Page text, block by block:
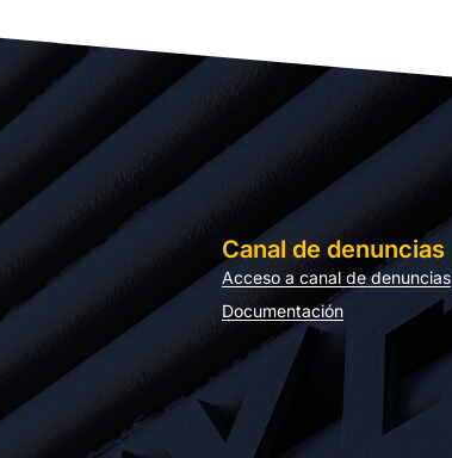
Canal de denuncias
Acceso a canal de denuncias
Documentación